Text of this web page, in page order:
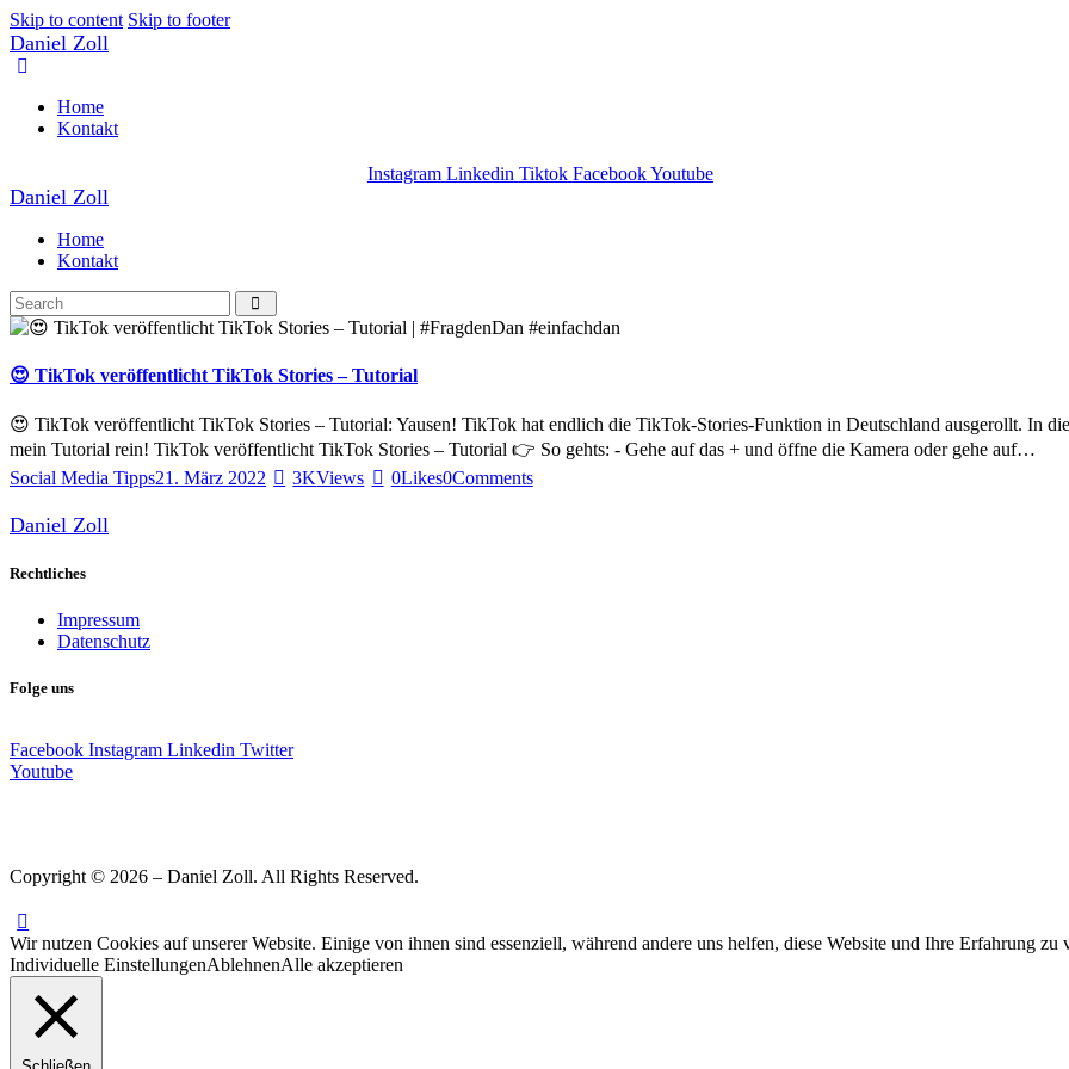
Skip to content Skip to footer
Daniel Zoll
Home
Kontakt
Instagram Linkedin Tiktok FacebookYoutube
Daniel Zoll
Home
Kontakt
😍 TikTok veröffentlicht TikTok Stories – Tutorial
😍 TikTok veröffentlicht TikTok Stories – Tutorial: Yausen! TikTok hat endlich die TikTok-Stories-Funktion in Deutschland ausgerollt. In
mein Tutorial rein! TikTok veröffentlicht TikTok Stories – Tutorial 👉 So gehts: - Gehe auf das + und öffne die Kamera oder gehe auf…
Social Media Tipps21. März 2022 3KViews 0Likes0Comments
Daniel Zoll
Rechtliches
Impressum
Datenschutz
Folge uns
Facebook Instagram Linkedin Twitter
Youtube
Copyright © 2026 – Daniel Zoll. All Rights Reserved.
Wir nutzen Cookies auf unserer Website. Einige von ihnen sind essenziell, während andere uns helfen, diese Website und Ihre Erfahrung zu
Individuelle EinstellungenAblehnenAlle akzeptieren